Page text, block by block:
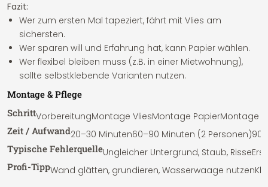
Fazit:
Wer zum ersten Mal tapeziert, fährt mit Vlies am
sichersten.
Wer sparen will und Erfahrung hat, kann Papier wählen.
Wer flexibel bleiben muss (z.B. in einer Mietwohnung),
sollte selbstklebende Varianten nutzen.
Montage & Pflege
SchrittVorbereitungMontage VliesMontage PapierMontage
Zeit / Aufwand20–30 Minuten60–90 Minuten (2 Personen)
Typische FehlerquelleUngleicher Untergrund, Staub, Risse
Profi-TippWand glätten, grundieren, Wasserwaage nutzen